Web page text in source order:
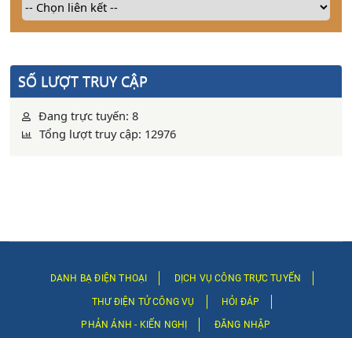
SỐ LƯỢT TRUY CẬP
Đang trực tuyến: 8
Tổng lượt truy cập: 12976
DANH BẠ ĐIỆN THOẠI DỊCH VỤ CÔNG TRỰC TUYẾN
THƯ ĐIỆN TỬ CÔNG VỤ HỎI ĐÁP
PHẢN ÁNH - KIẾN NGHỊ ĐĂNG NHẬP